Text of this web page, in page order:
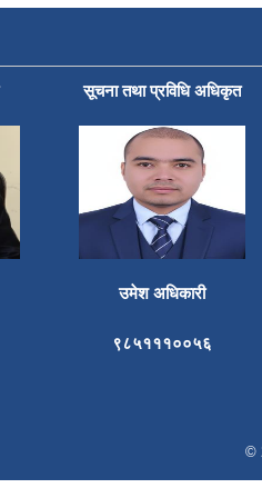
सूचना तथा प्रविधि अधिकृत
उमेश अधिकारी
९८५१११००५६
©